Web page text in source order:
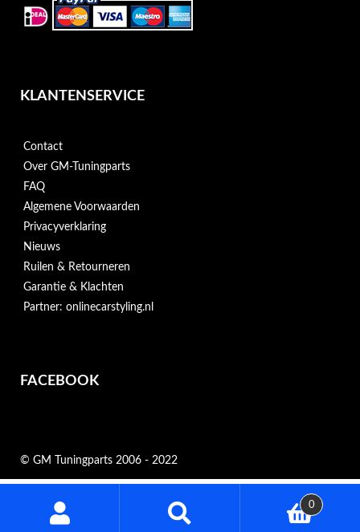
KLANTENSERVICE
Contact
Over GM-Tuningparts
FAQ
Algemene Voorwaarden
Privacyverklaring
Nieuws
Ruilen & Retourneren
Garantie & Klachten
Partner: onlinecarstyling.nl
FACEBOOK
© GM Tuningparts 2006 - 2022
0